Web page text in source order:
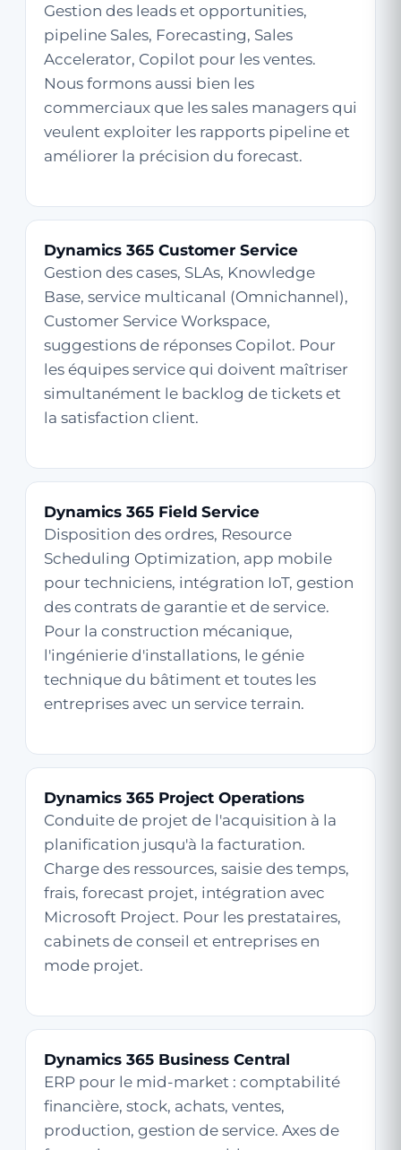
Gestion des leads et opportunities,
pipeline Sales, Forecasting, Sales
Accelerator, Copilot pour les ventes.
Nous formons aussi bien les
commerciaux que les sales managers qui
veulent exploiter les rapports pipeline et
améliorer la précision du forecast.
Dynamics 365 Customer Service
Gestion des cases, SLAs, Knowledge
Base, service multicanal (Omnichannel),
Customer Service Workspace,
suggestions de réponses Copilot. Pour
les équipes service qui doivent maîtriser
simultanément le backlog de tickets et
la satisfaction client.
Dynamics 365 Field Service
Disposition des ordres, Resource
Scheduling Optimization, app mobile
pour techniciens, intégration IoT, gestion
des contrats de garantie et de service.
Pour la construction mécanique,
l'ingénierie d'installations, le génie
technique du bâtiment et toutes les
entreprises avec un service terrain.
Dynamics 365 Project Operations
Conduite de projet de l'acquisition à la
planification jusqu'à la facturation.
Charge des ressources, saisie des temps,
frais, forecast projet, intégration avec
Microsoft Project. Pour les prestataires,
cabinets de conseil et entreprises en
mode projet.
Dynamics 365 Business Central
ERP pour le mid-market : comptabilité
financière, stock, achats, ventes,
production, gestion de service. Axes de